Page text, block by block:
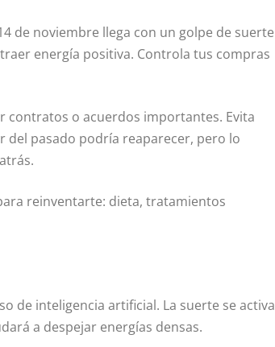
de noviembre llega con un golpe de suerte
energía positiva. Controla tus compras
contratos o acuerdos importantes. Evita
pasado podría reaparecer, pero lo
reinventarte: dieta, tratamientos
de inteligencia artificial. La suerte se activa
a despejar energías densas.